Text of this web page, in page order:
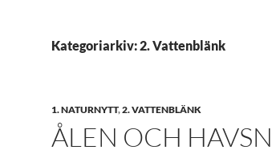
Kategoriarkiv: 2. Vattenblänk
1. NATURNYTT,2. VATTENBLÄNK
ÅLEN OCH